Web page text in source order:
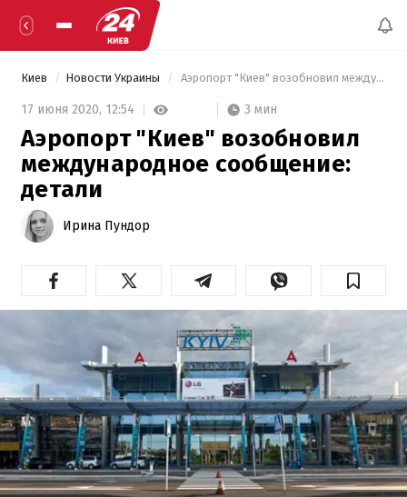
Киев Новости Украины Аэропорт "Киев" возобновил международное сообщение: детали
17 июня 2020, 12:54 3 мин
Аэропорт "Киев" возобновил
международное сообщение:
детали
Ирина Пундор